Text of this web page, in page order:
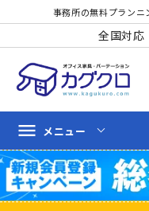
事務所の無料プランニ
全国対応
menu メニュー